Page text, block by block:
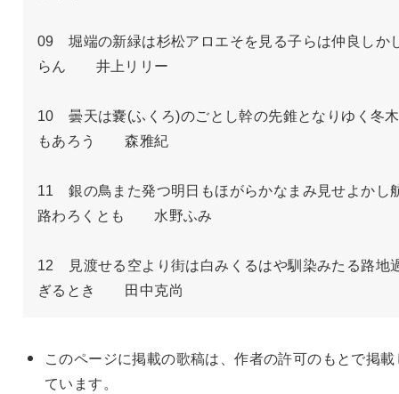
09　堀端の新緑は杉松アロエそを見る子らは仲良しか
らん　　井上リリー
10　曇天は嚢(ふくろ)のごとし幹の先錐となりゆく冬木
もあろう　　森雅紀
11　銀の鳥また発つ明日もほがらかなまみ見せよかし
路わろくとも　　水野ふみ
12　見渡せる空より街は白みくるはや馴染みたる路地
ぎるとき　　田中克尚
このページに掲載の歌稿は、作者の許可のもとで掲載
ています。